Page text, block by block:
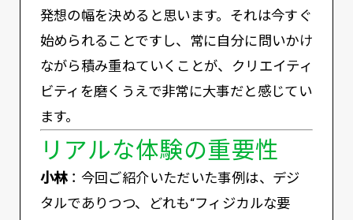
発想の幅を決めると思います。それは今すぐ
始められることですし、常に自分に問いかけ
ながら積み重ねていくことが、クリエイティ
ビティを磨くうえで非常に大事だと感じてい
ます。
リアルな体験の重要性
小林：今回ご紹介いただいた事例は、デジ
タルでありつつ、どれも“フィジカルな要